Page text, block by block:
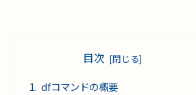
目次
dfコマンドの概要